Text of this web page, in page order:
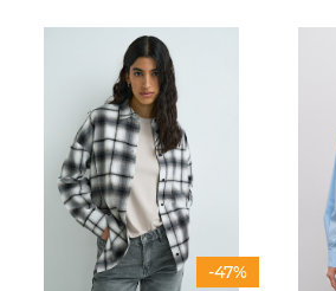
-47%